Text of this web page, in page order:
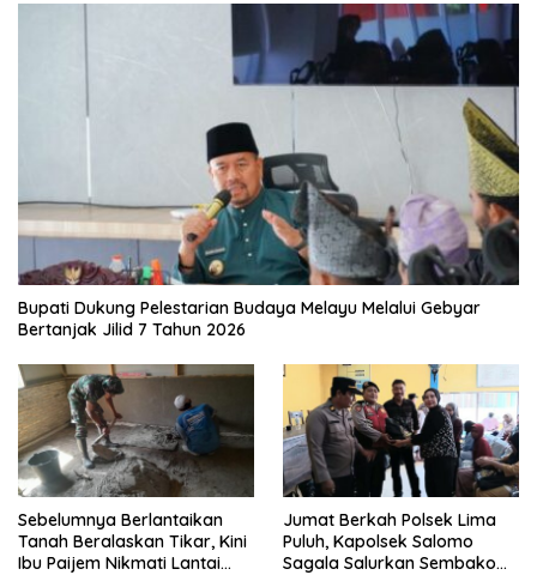
Bupati Dukung Pelestarian Budaya Melayu Melalui Gebyar
Bertanjak Jilid 7 Tahun 2026
Sebelumnya Berlantaikan
Tanah Beralaskan Tikar, Kini
Ibu Paijem Nikmati Lantai
Jumat Berkah Polsek Lima
Puluh, Kapolsek Salomo
Sagala Salurkan Sembako